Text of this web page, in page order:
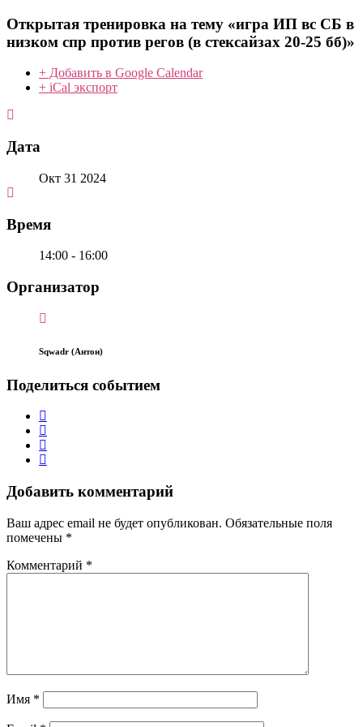
Открытая тренировка на тему «игра ИП вс СБ в
низком спр против регов (в стексайзах 20-25 бб)»
+ Добавить в Google Calendar
+ iCal экспорт
Дата
Окт 31 2024
Время
14:00 - 16:00
Организатор
Sqwadr (Антон)
Поделиться событием
Добавить комментарий
Ваш адрес email не будет опубликован. Обязательные поля
помечены *
Комментарий *
Имя *